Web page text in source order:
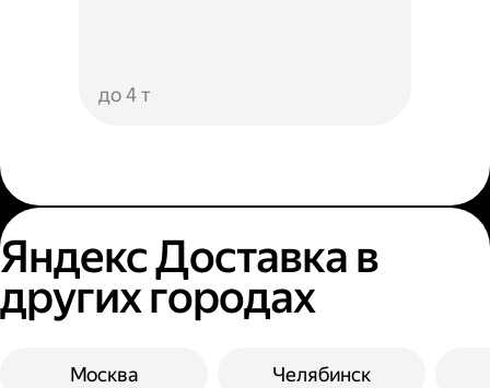
до 4 т
Яндекс Доставка в
других городах
Москва Челябинск